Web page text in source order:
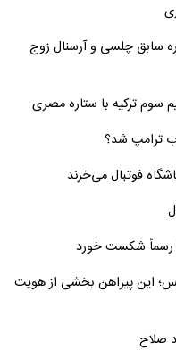
سابق چلسی و آرسنال زوج
سوم ترکیه با ستاره مصری
ترامپ شد؟
فوتبال می‌خرند
رسماً شکست خورد
این پیراهن بخشی از هویت
صلاح